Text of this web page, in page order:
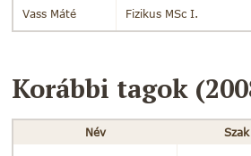
Vass Máté Fizikus MSc I.
Korábbi tagok
Név Szak